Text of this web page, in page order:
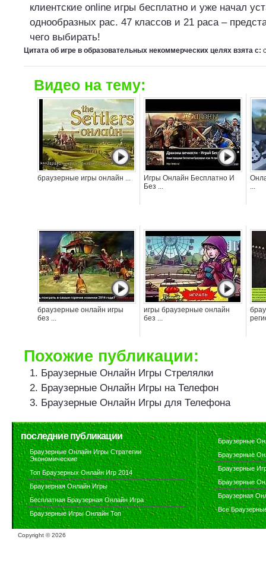
клиентские online игры бесплатно и уже начал
однообразных рас. 47 классов и 21 раса –
чего выбирать!
Цитата об игре в образовательных некоммерческих целях взята с:
Видео на тему:
браузерные игры онлайн ...
Игры Онлайн Бесплатно И
Без ...
...
браузерные онлайн игры
без ...
игры браузерные онлайн
без ...
Похожие публикации:
Браузерные Онлайн Игры Стрелялки
Браузерные Онлайн Игры на Телефон
Браузерные Онлайн Игры для Телефона
последние публикации
Браузерные Онлайн Игры Стратегии
Экономические
Топ Браузерных Онлайн Игр 2014
Браузерная Онлайн Игры
Бесплатная Браузерная Онлайн Игра
Браузерные Игры Онлайн Топ
Браузерные
Браузерные
Браузерные
Браузерные
Браузерная
Все
Copyright ©2026